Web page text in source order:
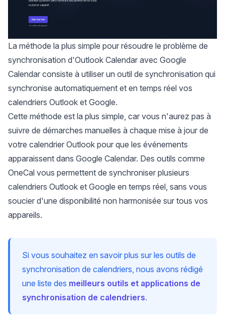
La méthode la plus simple pour résoudre le problème de
synchronisation d'Outlook Calendar avec Google
Calendar consiste à utiliser un outil de synchronisation qui
synchronise automatiquement et en temps réel vos
calendriers Outlook et Google.
Cette méthode est la plus simple, car vous n'aurez pas à
suivre de démarches manuelles à chaque mise à jour de
votre calendrier Outlook pour que les événements
apparaissent dans Google Calendar. Des outils comme
OneCal vous permettent de synchroniser plusieurs
calendriers Outlook et Google en temps réel, sans vous
soucier d'une disponibilité non harmonisée sur tous vos
appareils.
Si vous souhaitez en savoir plus sur les outils de
synchronisation de calendriers, nous avons rédigé
une liste des meilleurs outils et applications de
synchronisation de calendriers.